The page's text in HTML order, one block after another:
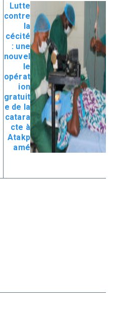
Lutte
contre
la
cécité
: une
nouvel
le
opérat
ion
gratuit
e de la
catara
cte à
Atakp
amé